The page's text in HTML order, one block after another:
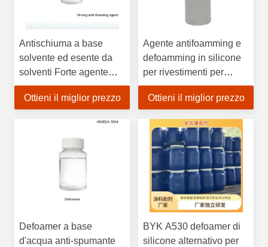
Antischiuma a base
solvente ed esente da
solventi Forte agente
antischiuma senza
siliconi
Ottieni il miglior prezzo
Agente antifoamming e
defoamming in silicone
per rivestimenti per
pavimenti epossidici ad
alto spessore di pellicola
Ottieni il miglior prezzo
Defoamer a base
d'acqua anti-spumante
BYK A530 defoamer di
silicone alternativo per